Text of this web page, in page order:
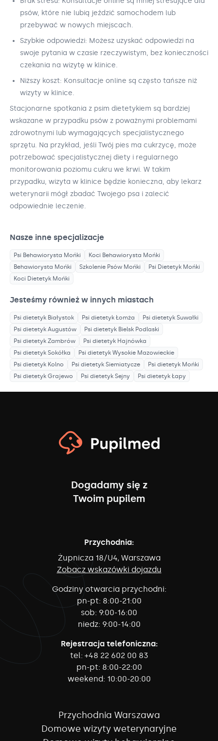
psów, które nie lubią jeździć samochodem lub
przebywać w nowych miejscach.
Szybkie odpowiedzi: Możesz uzyskać odpowiedzi na
swoje pytania w czasie rzeczywistym, bez konieczności
czekania na wizytę w klinice.
Niższy koszt: Konsultacje online są często tańsze niż
wizyty w klinice.
Stacjonarne spotkania z psim dietetykiem są bardziej
wskazane w przypadku psów z poważnymi problemami
zdrowotnymi lub wymagających specjalistycznego
sprzętu. Na przykład, jeśli Twój pies ma cukrzycę, może
potrzebować specjalistycznej diety i regularnego
monitorowania poziomu cukru we krwi. W takim
przypadku, wizyta w klinice będzie konieczna, aby lekarz
weterynarii mógł zbadać Twojego psa i zalecić
odpowiednie leczenie.
Nasze inne specjalizacje
Psi Behawiorysta Mońki Koci Behawiorysta Mońki
Behawiorysta Mońki Szkolenie Psów Mońki Psi Dietetyk Mońki
Koci Dietetyk Mońki
Jesteśmy również w innych miastach
Psi dietetyk Białystok Psi dietetyk Łomża Psi dietetyk Suwałki
Psi dietetyk Augustów Psi dietetyk Bielsk Podlaski
Psi dietetyk Zambrów Psi dietetyk Hajnówka
Psi dietetyk Sokółka Psi dietetyk Wysokie Mazowieckie
Psi dietetyk Kolno Psi dietetyk Siemiatycze Psi dietetyk Mońki
Psi dietetyk Grajewo Psi dietetyk Sejny Psi dietetyk Łapy
Dogadamy się z
Twoim pupilem
Przychodnia:
Żupnicza 18/U4, Warszawa
Zobacz wskazówki dojazdu
Godziny otwarcia przychodni:
pn-pt: 8:00-21:00
sob: 9:00-16:00
niedz: 9:00-14:00
Rejestracja telefoniczna:
tel: +48 22 602 00 83
pn-pt: 8:00-22:00
weekend: 10:00-20:00
Przychodnia Warszawa
Domowe wizyty weterynaryjne